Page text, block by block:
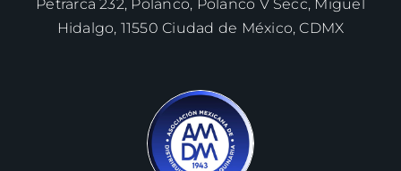
Petrarca 232, Polanco, Polanco V Secc, Miguel
Hidalgo, 11550 Ciudad de México, CDMX